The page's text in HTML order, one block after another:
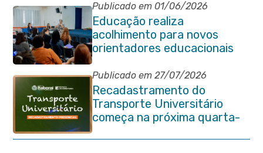
Publicado em 01/06/2026
Educação realiza
acolhimento para novos
orientadores educacionais
da rede municipal
Publicado em 27/07/2026
Recadastramento do
Transporte Universitário
começa na próxima quarta-
feira (29/07)